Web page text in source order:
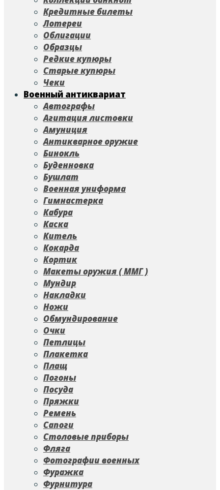
Кредитные билеты
Лотереи
Облигации
Образцы
Редкие купюры
Старые купюры
Чеки
Военный антиквариат
Автографы
Агитация листовки
Амуниция
Антикварное оружие
Бинокль
Буденновка
Бушлат
Военная униформа
Гимнастерка
Кабура
Каска
Китель
Кокарда
Кортик
Макеты оружия ( ММГ )
Мундир
Накладки
Ножи
Обмундирование
Очки
Петлицы
Плакетка
Плащ
Погоны
Посуда
Пряжки
Ремень
Сапоги
Столовые приборы
Фляга
Фотографии военных
Фуражка
Фурнитура